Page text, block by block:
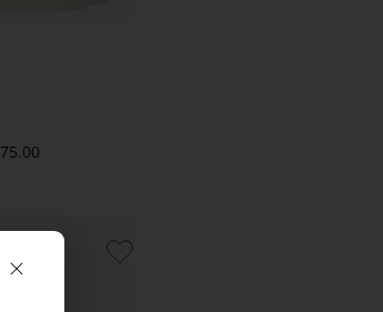
75.00